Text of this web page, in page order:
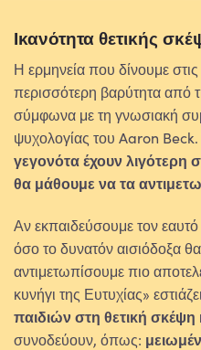
Ικανότητα θετικής
Η ερμηνεία που δίνουμε στις
περισσότερη βαρύτητα από
σύμφωνα με τη γνωσιακή
ψυχολογίας του Aaron Beck.
γεγονότα έχουν
θα μάθουμε να τα
Αν εκπαιδεύσουμε τον εαυτό
όσο το δυνατόν αισιόδοξα
αντιμετωπίσουμε πιο
κυνήγι της Ευτυχίας»
παιδιών στη θετική σκέψη
συνοδεύουν, όπως: